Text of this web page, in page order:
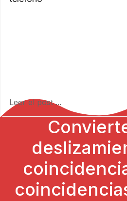
Leer el post ...